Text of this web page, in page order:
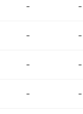
- -
- -
- -
- -